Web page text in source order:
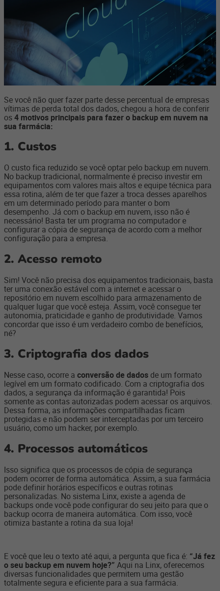
Se você não quer fazer parte desse percentual de empresas
vítimas de perda total dos dados, chegou a hora de conferir
os4 motivos principais para fazer o backup em nuvem na
sua farmácia:
1. Custos
O custo fica reduzido se você optar pelo backup em nuvem.
No backup tradicional, normalmente é preciso investir em
equipamentos com valores mais altos e equipe técnica para
essa rotina, além de ter que fazer a troca desses aparelhos
em um determinado período para manter o bom
desempenho. Já com o backup em nuvem, isso não é
necessário! Basta ter um programa no computador e
configurar a cópia de segurança de acordo com a melhor
configuração para a empresa.
2. Acesso remoto
Sim! Você não precisa dos equipamentos tradicionais, basta
ter uma conexão estável com a internet e acessar o
repositório em nuvem escolhido para armazenamento de
qualquer lugar que você esteja. Assim, você consegue ter
autonomia, praticidade e ganho de produtividade. Vamos
concordar que isso é um verdadeiro combo de benefícios,
né?
3. Criptografia dos dados
Nesse caso, ocorre a conversão de dados de um formato
legível em um formato codificado. Com a criptografia dos
dados, a segurança da informação é garantida! Pois
somente as contas autorizadas podem acessar os arquivos.
Dessa forma, as informações compartilhadas ficam
protegidas e não podem ser interceptadas por um terceiro
usuário, como um hacker, por exemplo.
4. Processos automáticos
Isso significa que os processos de cópia de segurança
podem ocorrer de forma automática. Assim, a sua farmácia
pode definir horários específicos e outras rotinas
personalizadas. No sistema Linx, existe a agenda de
backups onde você pode configurar do seu jeito para que o
backup ocorra de maneira automática. Com isso, você
otimiza bastante a rotina da sua loja!
E você que leu o texto até aqui, a pergunta que fica é: “Já fez
o seu backup em nuvem hoje?” Aqui na Linx, oferecemos
diversas funcionalidades que permitem uma gestão
totalmente segura e eficiente para a sua farmácia.